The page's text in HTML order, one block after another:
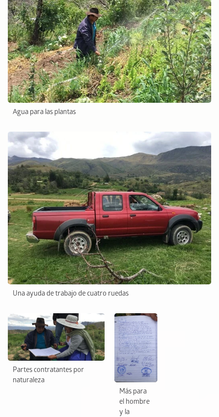
Agua para las plantas
Una ayuda de trabajo de cuatro ruedas
Partes contratantes por
naturaleza
Más para
el hombre
y la